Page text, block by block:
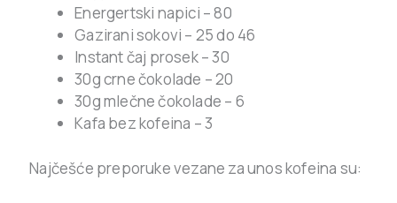
Energertski napici – 80
Gazirani sokovi – 25 do 46
Instant čaj prosek – 30
30g crne čokolade – 20
30g mlečne čokolade – 6
Kafa bez kofeina – 3
Najčešće preporuke vezane za unos kofeina su: